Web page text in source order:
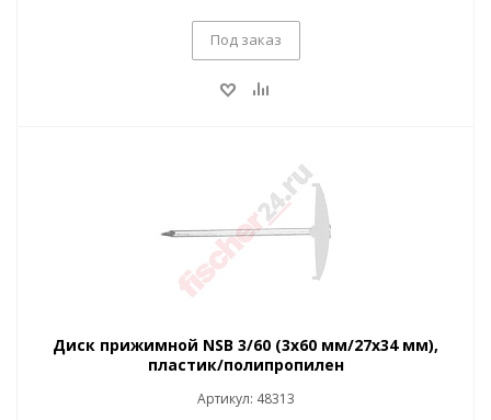
Под заказ
Диск прижимной NSB 3/60 (3x60 мм/27x34 мм),
пластик/полипропилен
Артикул: 48313